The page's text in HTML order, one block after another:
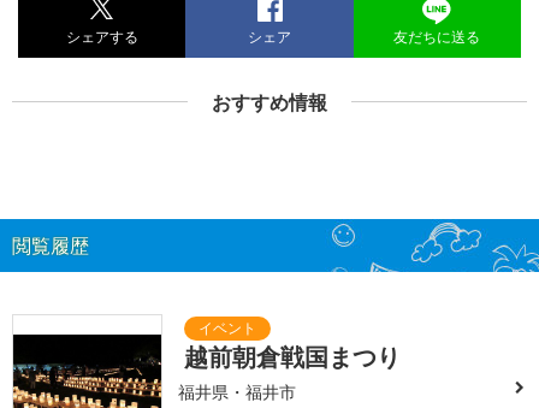
シェアする シェア 友だちに送る
おすすめ情報
閲覧履歴
越前朝倉戦国まつり
福井県・福井市